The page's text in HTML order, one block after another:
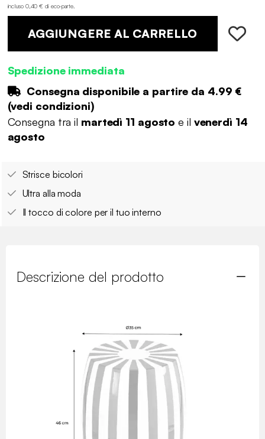
incluso 0,40 € di eco-parte.
AGGIUNGERE AL CARRELLO
Spedizione immediata
Consegna disponibile a partire da 4.99 €
(vedi condizioni)
Consegna tra il martedì 11 agosto e il venerdì 14
agosto
Strisce bicolori
Ultra alla moda
Il tocco di colore per il tuo interno
Descrizione del prodotto